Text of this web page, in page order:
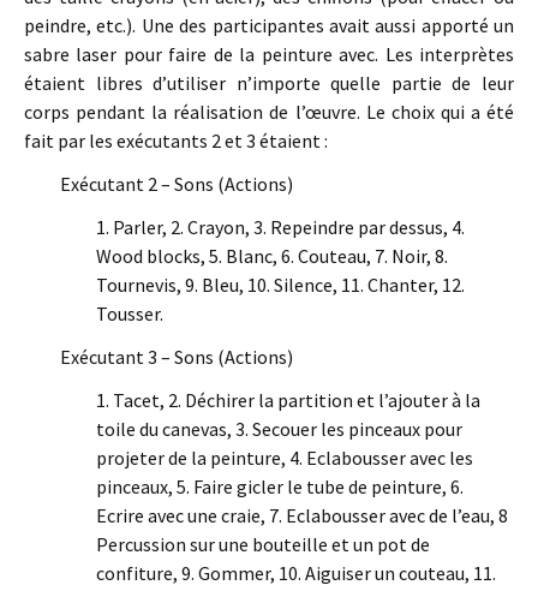
peindre, etc.). Une des participantes avait aussi apporté un
sabre laser pour faire de la peinture avec. Les interprètes
étaient libres d’utiliser n’importe quelle partie de leur
corps pendant la réalisation de l’œuvre. Le choix qui a été
fait par les exécutants 2 et 3 étaient :
Exécutant 2 – Sons (Actions)
1. Parler, 2. Crayon, 3. Repeindre par dessus, 4.
Wood blocks, 5. Blanc, 6. Couteau, 7. Noir, 8.
Tournevis, 9. Bleu, 10. Silence, 11. Chanter, 12.
Tousser.
Exécutant 3 – Sons (Actions)
1. Tacet, 2. Déchirer la partition et l’ajouter à la
toile du canevas, 3. Secouer les pinceaux pour
projeter de la peinture, 4. Eclabousser avec les
pinceaux, 5. Faire gicler le tube de peinture, 6.
Ecrire avec une craie, 7. Eclabousser avec de l’eau, 8
Percussion sur une bouteille et un pot de
confiture, 9. Gommer, 10. Aiguiser un couteau, 11.